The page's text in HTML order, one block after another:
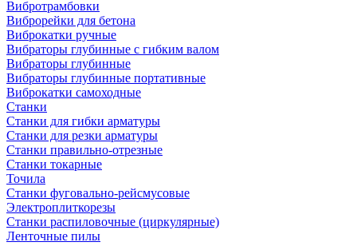
Вибротрамбовки
Виброрейки для бетона
Виброкатки ручные
Вибраторы глубинные с гибким валом
Вибраторы глубинные
Вибраторы глубинные портативные
Виброкатки самоходные
Станки
Станки для гибки арматуры
Станки для резки арматуры
Станки правильно-отрезные
Станки токарные
Точила
Станки фуговально-рейсмусовые
Электроплиткорезы
Станки распиловочные (циркулярные)
Ленточные пилы